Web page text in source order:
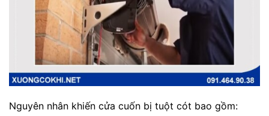
Nguyên nhân khiến cửa cuốn bị tuột cót bao gồm: